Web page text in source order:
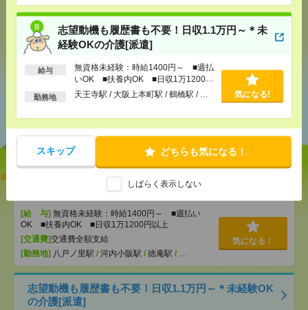
志望動機も履歴書も不要！日収1.1万円～＊未
経験OKの介護[派遣]
給与
無資格未経験：時給1400円～ ■週払
いOK ■扶養内OK ■日収1万1200円
以上
勤務地 天王寺駅 / 大阪上本町駅 / 鶴橋駅 / … 気になる!
スキップ どちらも気になる！
しばらく表示しない
シェア ツイート
あなたの閲覧履歴からの
[給 与] 無資格未経験：時給1400円～ ■週払い
OK ■扶養内OK ■日収1万1200円以上
[交通費]交通費全額支給
[勤務地] 八戸ノ里駅 / 河内小阪駅 / 徳庵駅 / …
気になる！
志望動機も履歴書も不要！日収1.1万円～＊未経験OK
の介護[派遣]